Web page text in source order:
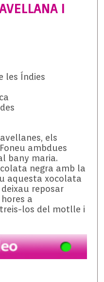
I
les Índies
els
ambdues
bany maria.
negra amb la
aquesta xocolata
reposar
a
los del motlle i